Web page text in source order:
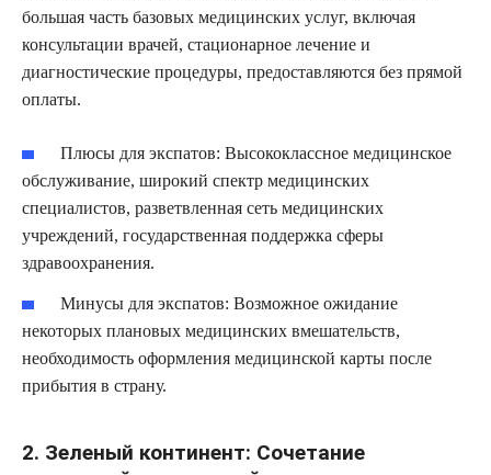
большая часть базовых медицинских услуг, включая
консультации врачей, стационарное лечение и
диагностические процедуры, предоставляются без прямой
оплаты.
Плюсы для экспатов: Высококлассное медицинское
обслуживание, широкий спектр медицинских
специалистов, разветвленная сеть медицинских
учреждений, государственная поддержка сферы
здравоохранения.
Минусы для экспатов: Возможное ожидание
некоторых плановых медицинских вмешательств,
необходимость оформления медицинской карты после
прибытия в страну.
2. Зеленый континент: Сочетание